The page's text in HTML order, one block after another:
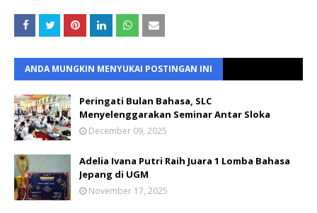
ANDA MUNGKIN MENYUKAI POSTINGAN INI
Peringati Bulan Bahasa, SLC
Menyelenggarakan Seminar Antar Sloka
December 09, 2025
Adelia Ivana Putri Raih Juara 1 Lomba Bahasa
Jepang di UGM
November 17, 2025